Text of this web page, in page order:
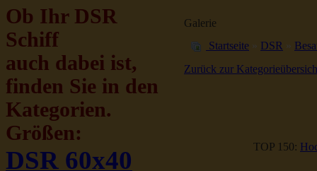
Ob Ihr DSR
Schiff
auch dabei ist,
finden Sie in den
Kategorien.
Größen:
DSR 60x40
Galerie
Startseite » DSR »
Zurück zur
TOP 150: